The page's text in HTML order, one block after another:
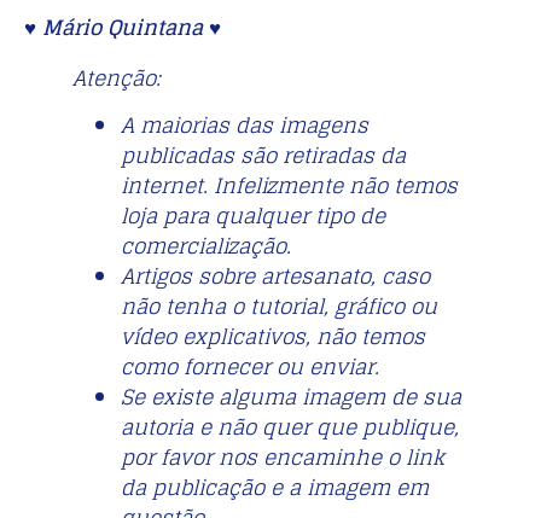
♥ Mário Quintana ♥
Atenção:
A maiorias das imagens
publicadas são retiradas da
internet. Infelizmente não temos
loja para qualquer tipo de
comercialização.
Artigos sobre artesanato, caso
não tenha o tutorial, gráfico ou
vídeo explicativos, não temos
como fornecer ou enviar.
Se existe alguma imagem de sua
autoria e não quer que publique,
por favor nos encaminhe o link
da publicação e a imagem em